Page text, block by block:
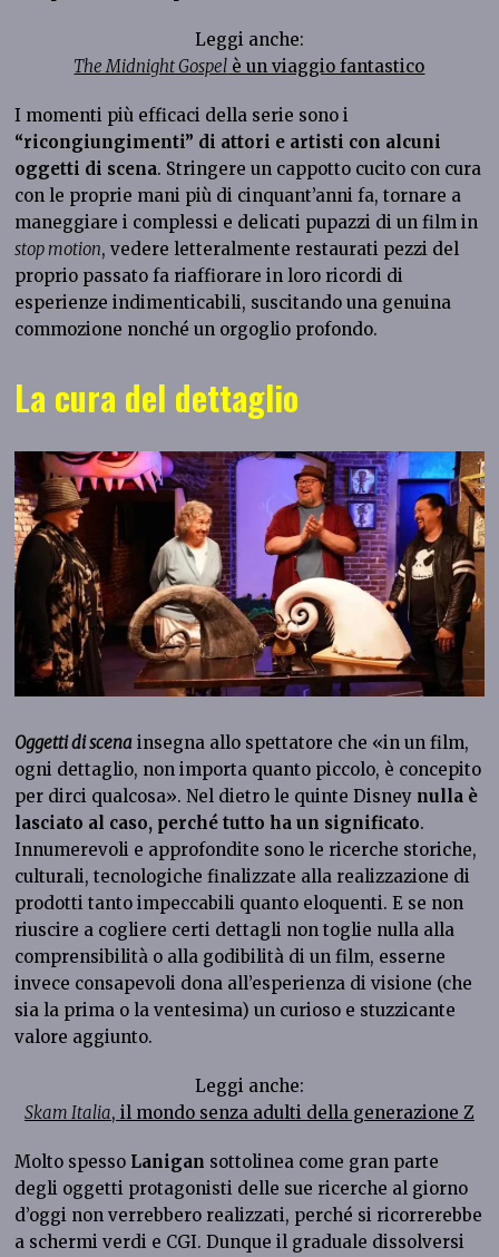
Leggi anche:
The Midnight Gospel è un viaggio fantastico
I momenti più efficaci della serie sono i
“ricongiungimenti” di attori e artisti con alcuni
oggetti di scena. Stringere un cappotto cucito con cura
con le proprie mani più di cinquant’anni fa, tornare a
maneggiare i complessi e delicati pupazzi di un film in
stop motion, vedere letteralmente restaurati pezzi del
proprio passato fa riaffiorare in loro ricordi di
esperienze indimenticabili, suscitando una genuina
commozione nonché un orgoglio profondo.
La cura del dettaglio
Oggetti di scena insegna allo spettatore che «in un film,
ogni dettaglio, non importa quanto piccolo, è concepito
per dirci qualcosa». Nel dietro le quinte Disney nulla è
lasciato al caso, perché tutto ha un significato.
Innumerevoli e approfondite sono le ricerche storiche,
culturali, tecnologiche finalizzate alla realizzazione di
prodotti tanto impeccabili quanto eloquenti. E se non
riuscire a cogliere certi dettagli non toglie nulla alla
comprensibilità o alla godibilità di un film, esserne
invece consapevoli dona all’esperienza di visione (che
sia la prima o la ventesima) un curioso e stuzzicante
valore aggiunto.
Leggi anche:
Skam Italia, il mondo senza adulti della generazione Z
Molto spesso Lanigan sottolinea come gran parte
degli oggetti protagonisti delle sue ricerche al giorno
d’oggi non verrebbero realizzati, perché si ricorrerebbe
a schermi verdi e CGI. Dunque il graduale dissolversi